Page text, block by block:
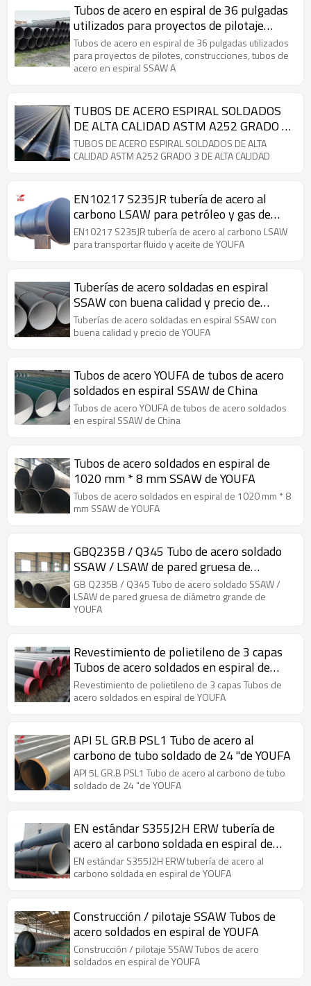
Tubos de acero en espiral de 36 pulgadas
utilizados para proyectos de pilotaje
SSAW ASTM A252 Standard
Tubos de acero en espiral de 36 pulgadas utilizados
para proyectos de pilotes, construcciones, tubos de
acero en espiral SSAW A
TUBOS DE ACERO ESPIRAL SOLDADOS
DE ALTA CALIDAD ASTM A252 GRADO 3
DE ALTA CALIDAD
TUBOS DE ACERO ESPIRAL SOLDADOS DE ALTA
CALIDAD ASTM A252 GRADO 3 DE ALTA CALIDAD
EN10217 S235JR tubería de acero al
carbono LSAW para petróleo y gas de
YOUFA
EN10217 S235JR tubería de acero al carbono LSAW
para transportar fluido y aceite de YOUFA
Tuberías de acero soldadas en espiral
SSAW con buena calidad y precio de
YOUFA
Tuberías de acero soldadas en espiral SSAW con
buena calidad y precio de YOUFA
Tubos de acero YOUFA de tubos de acero
soldados en espiral SSAW de China
Tubos de acero YOUFA de tubos de acero soldados
en espiral SSAW de China
Tubos de acero soldados en espiral de
1020 mm * 8 mm SSAW de YOUFA
Tubos de acero soldados en espiral de 1020 mm * 8
mm SSAW de YOUFA
GBQ235B / Q345 Tubo de acero soldado
SSAW / LSAW de pared gruesa de
diámetro grande
GB Q235B / Q345 Tubo de acero soldado SSAW /
LSAW de pared gruesa de diámetro grande de
YOUFA
Revestimiento de polietileno de 3 capas
Tubos de acero soldados en espiral de
YOUFA
Revestimiento de polietileno de 3 capas Tubos de
acero soldados en espiral de YOUFA
API 5L GR.B PSL1 Tubo de acero al
carbono de tubo soldado de 24 "de YOUFA
API 5L GR.B PSL1 Tubo de acero al carbono de tubo
soldado de 24 "de YOUFA
EN estándar S355J2H ERW tubería de
acero al carbono soldada en espiral de
YOUFA
EN estándar S355J2H ERW tubería de acero al
carbono soldada en espiral de YOUFA
Construcción / pilotaje SSAW Tubos de
acero soldados en espiral de YOUFA
Construcción / pilotaje SSAW Tubos de acero
soldados en espiral de YOUFA